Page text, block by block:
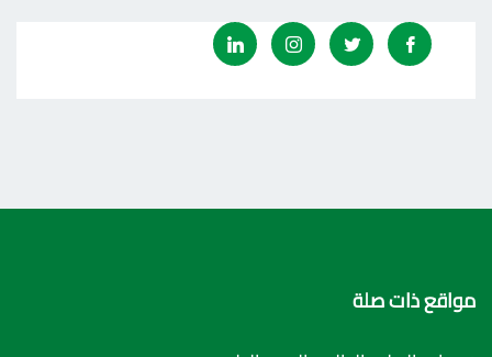
مواقع ذات صلة